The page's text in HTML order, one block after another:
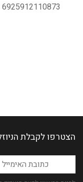
6925912110873 – לגו
הצטרפו לקבלת
Please
this
האימייל